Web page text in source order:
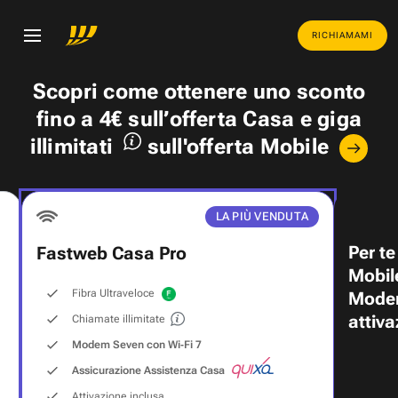
RICHIAMAMI
Scopri come ottenere uno sconto
fino a 4€ sull’offerta Casa egiga
illimitati
sull'offerta Mobile
LA PIÙ VENDUTA
Fastweb Casa Pro
Fibra Ultraveloce
Chiamate illimitate
Modem Seven con Wi‑Fi 7
Assicurazione Assistenza Casa
Per